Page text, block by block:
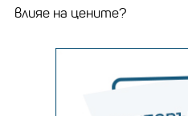
влияе на цените?